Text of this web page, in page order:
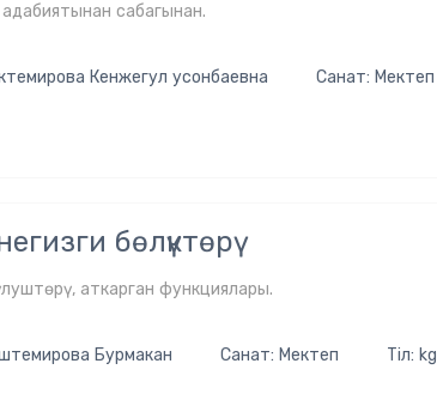
сабагынан.
Кенжегул усонбаевна Санат: Мектеп
бөлүктөрү
аткарган функциялары.
Бурмакан Санат: Мектеп
Тіл: kg